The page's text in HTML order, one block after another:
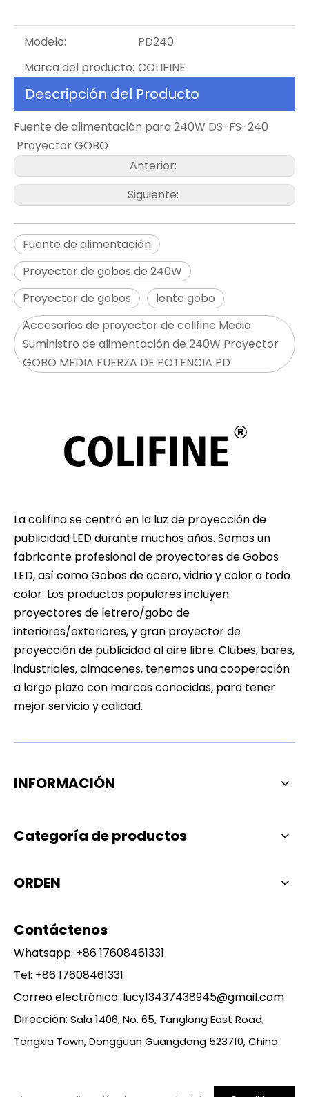
Modelo:
PD240
Marca del producto: COLIFINE
Descripción del Producto
Fuente de alimentación para 240W DS-FS-240
Proyector GOBO
Anterior:
Siguiente:
Fuente de alimentación
Proyector de gobos de 240W
Proyector de gobos
lente gobo
Accesorios de proyector de colifine Media
Suministro de alimentación de 240W Proyector
GOBO MEDIA FUERZA DE POTENCIA PD
La colifina se centró en la luz de proyección de
publicidad LED durante muchos años. Somos un
fabricante profesional de proyectores de Gobos
LED, así como Gobos de acero, vidrio y color a todo
color. Los productos populares incluyen:
proyectores de letrero/gobo de
interiores/exteriores, y gran proyector de
proyección de publicidad al aire libre. Clubes, bares,
industriales, almacenes, tenemos una cooperación
a largo plazo con marcas conocidas, para tener
mejor servicio y calidad.
INFORMACIÓN
Categoría de productos
ORDEN
Contáctenos
Whatsapp: +86 17608461331
Tel: +86 17608461331
Correo electrónico: lucy13437438945@gmail.com
Dirección: Sala 1406, No. 65, Tanglong East Road,
Tangxia Town, Dongguan Guangdong 523710, China